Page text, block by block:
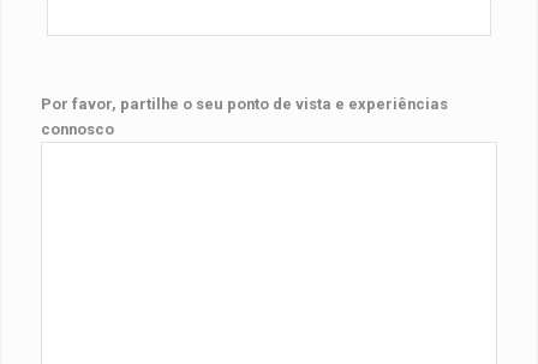
Por favor, partilhe o seu ponto de vista e experiências
connosco